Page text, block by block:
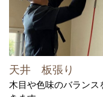
天井 板張り
木目や色味のバラン